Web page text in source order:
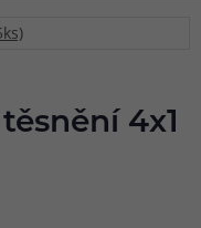
4x1